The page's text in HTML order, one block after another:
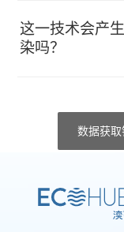
这一技术会产
染吗？
数据获取